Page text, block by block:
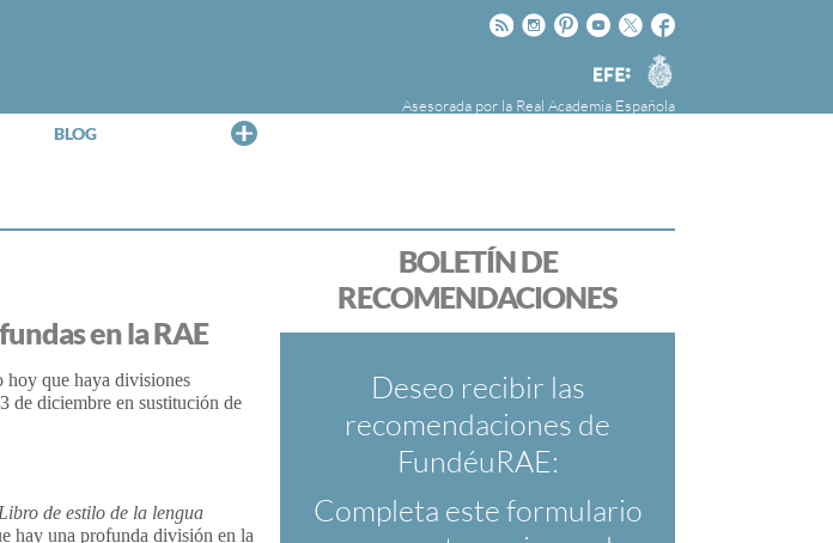
Facebook
Twitter
Youtube
Pinteres
Instagram
Rss
Agencia
EFE
Asesorada por la Real Academia Española
BLOG
la Agencia Efe y la Real Academia Española,
cuyo objetivo es colaborar con el buen uso del
español en los medios de comunicación y en
Internet.
BOLETÍN DE
RECOMENDACIONES
Deseo recibir las
recomendaciones de
FundéuRAE:
Completa este formulario
en la RAE
hoy que haya divisiones
de diciembre en sustitución de
Libro de estilo de la lengua
hay una profunda división en la